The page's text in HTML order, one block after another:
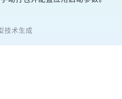
技术生成